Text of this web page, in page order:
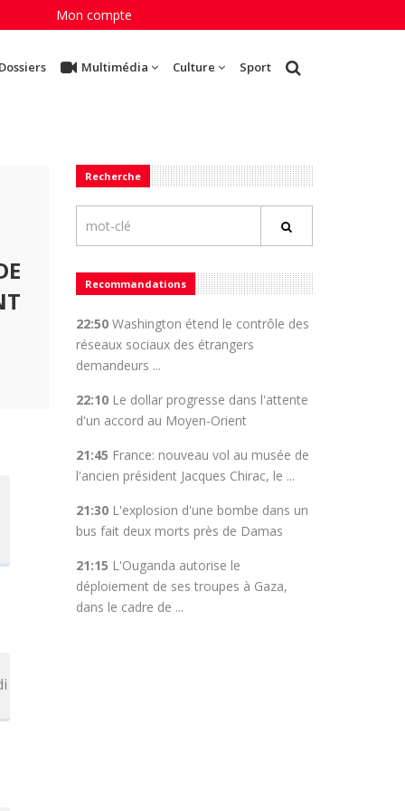
Mon compte
Multimédia Culture Sport
Recherche
Recommandations
22:50Washington étend le contrôle des
réseaux sociaux des étrangers
demandeurs ...
22:10Le dollar progresse dans l'attente
d'un accord au Moyen-Orient
21:45 France: nouveau vol au musée de
l'ancien président Jacques Chirac, le ...
21:30L'explosion d'une bombe dans un
bus fait deux morts près de Damas
21:15 L'Ouganda autorise le
déploiement de ses troupes à Gaza,
dans le cadre de ...